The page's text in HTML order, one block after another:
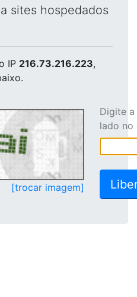
sites hospedados
IP 216.73.216.223,
[trocar imagem]
Digite
lado no